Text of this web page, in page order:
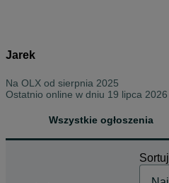
Jarek
Na OLX od sierpnia 2025
Ostatnio online w dniu 19 lipca 2026
Wszystkie ogłoszenia
Sortuj